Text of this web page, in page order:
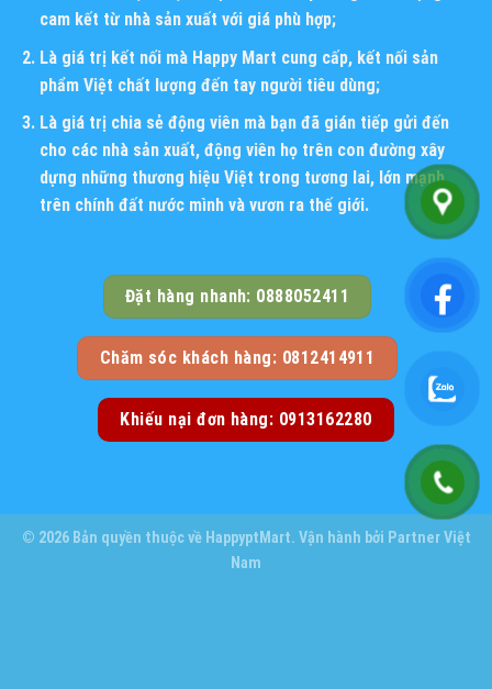
cam kết từ nhà sản xuất với giá phù hợp;
Là giá trị kết nối mà Happy Mart cung cấp, kết nối sản
phẩm Việt chất lượng đến tay người tiêu dùng;
Là giá trị chia sẻ động viên mà bạn đã gián tiếp gửi đến
cho các nhà sản xuất, động viên họ trên con đường xây
dựng những thương hiệu Việt trong tương lai, lớn mạnh
trên chính đất nước mình và vươn ra thế giới.
Đặt hàng nhanh: 0888052411
Chăm sóc khách hàng: 0812414911
Khiếu nại đơn hàng: 0913162280
© 2026 Bản quyền thuộc về HappyptMart. Vận hành bởi Partner Việt
Nam